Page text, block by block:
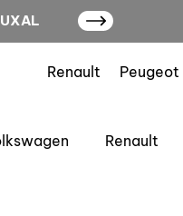
Renault Peugeot
Renault